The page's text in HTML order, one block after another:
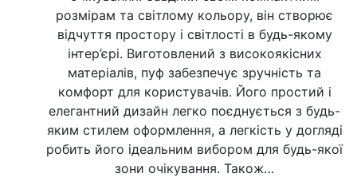
розмірам та світлому кольору, він створює
відчуття простору і світлості в будь-якому
інтер’єрі. Виготовлений з високоякісних
матеріалів, пуф забезпечує зручність та
комфорт для користувачів. Його простий і
елегантний дизайн легко поєднується з будь-
яким стилем оформлення, а легкість у догляді
робить його ідеальним вибором для будь-якої
зони очікування. Також…